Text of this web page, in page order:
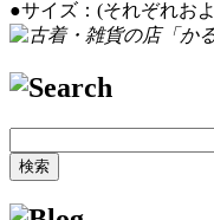
●サイズ：(それぞれお